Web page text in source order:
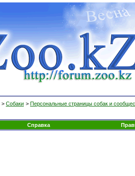
> Собаки > Персональные страницы собак и
Справка